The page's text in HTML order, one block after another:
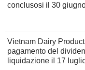
conclusosi il 30
Vietnam Dairy
pagamento del
liquidazione il 17